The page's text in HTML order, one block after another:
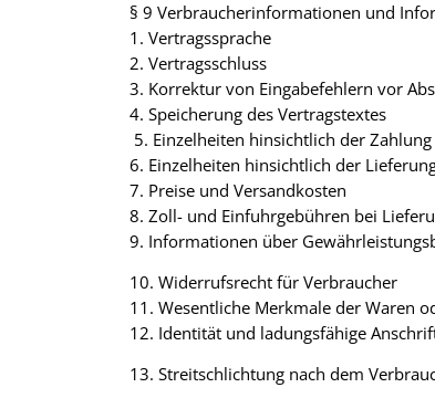
§ 9 Verbraucherinformationen und
1. Vertragssprache
2. Vertragsschluss
3. Korrektur von Eingabefehlern vor
4. Speicherung des Vertragstextes
5. Einzelheiten hinsichtlich der Zahlung
6. Einzelheiten hinsichtlich der
7. Preise und Versandkosten
8. Zoll- und Einfuhrgebühren bei
9. Informationen über
10. Widerrufsrecht für Verbraucher
11. Wesentliche Merkmale der Waren
12. Identität und ladungsfähige
13. Streitschlichtung nach dem